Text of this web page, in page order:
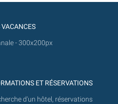
VACANCES
ET RÉSERVATIONS
d'un hôtel, réservations